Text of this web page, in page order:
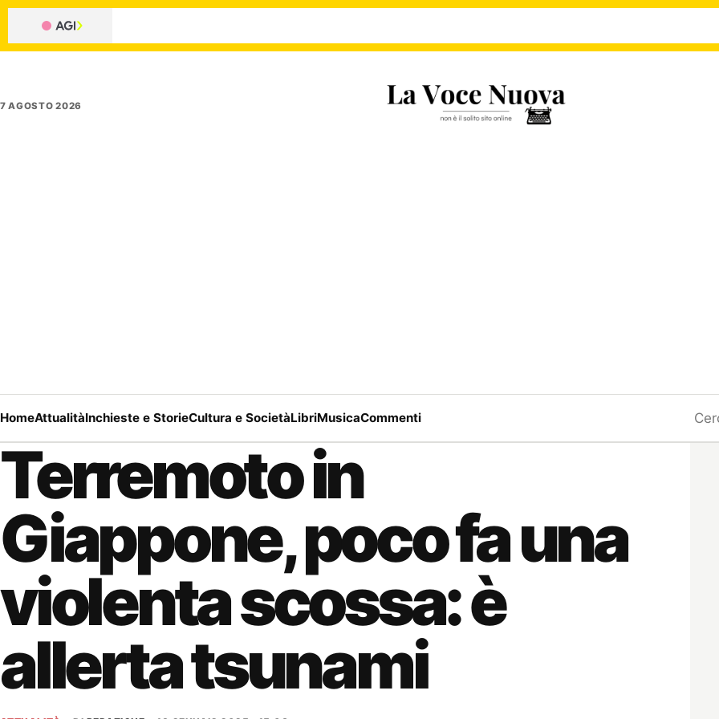
7 AGOSTO 2026
HomeAttualitàInchieste e StorieCultura e SocietàLibriMusicaCommenti
Terremoto in
Giappone, poco fa una
violenta scossa: è
allerta tsunami